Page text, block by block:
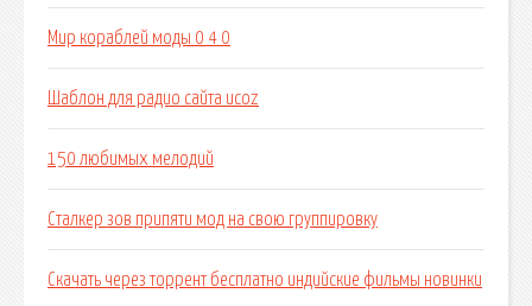
Мир кораблей моды 0 4 0
Шаблон для радио сайта ucoz
150 любимых мелодий
Сталкер зов припяти мод на свою группировку
Скачать через торрент бесплатно индийские фильмы новинки